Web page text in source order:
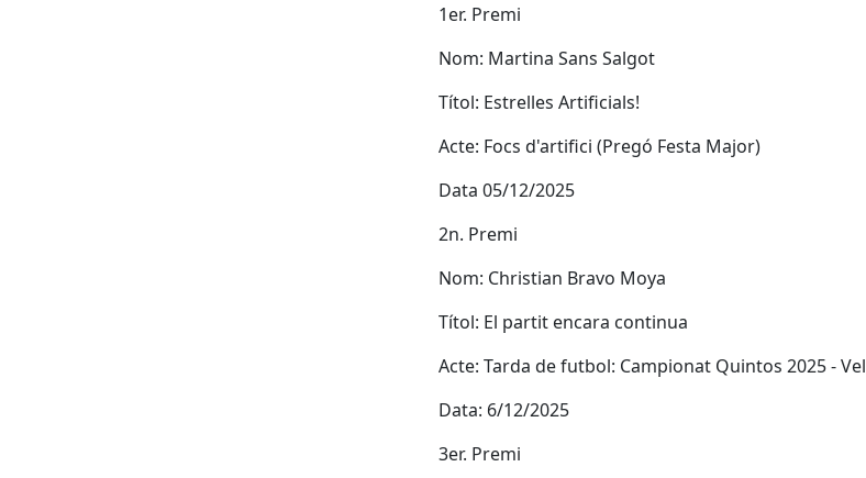
1er. Premi
Nom: Martina Sans Salgot
Títol: Estrelles Artificials!
Acte: Focs d'artifici (Pregó Festa Major)
Data 05/12/2025
2n. Premi
Nom: Christian Bravo Moya
Títol: El partit encara continua
Acte: Tarda de futbol: Campionat Quintos 2025 -
Data: 6/12/2025
3er. Premi